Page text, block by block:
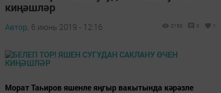
киңәшләр
Автор, 6 июнь 2019 - 12:16 3150 0 1
Морат Таһиров яшенле яңгыр вакытында кәрәзле